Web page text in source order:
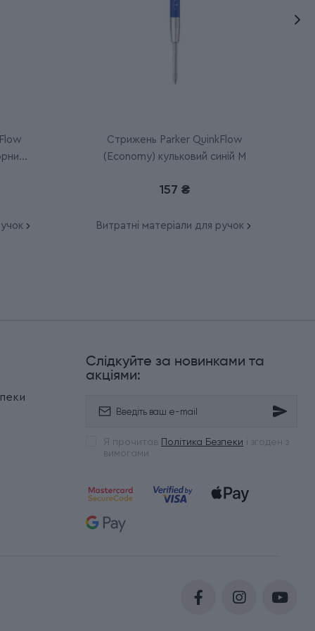
Стрижень Parker QuinkFlow
(Economy) кульковий синій M
157 ₴
Витратні матеріали для ручок
Слідкуйте за новинками та
акціями:
Я прочитав Політика Безпеки і згоден з
вимогами